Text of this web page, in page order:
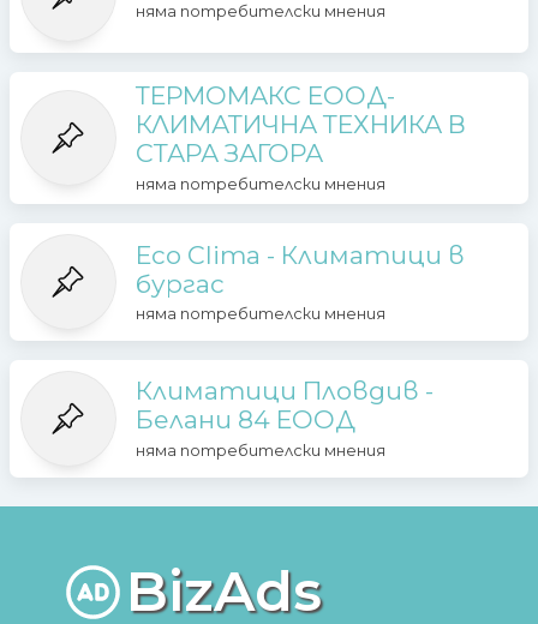
няма потребителски мнения
ТЕРМОМАКС ЕООД-
КЛИМАТИЧНА ТЕХНИКА В
СТАРА ЗАГОРА
няма потребителски мнения
Eco Clima - Климатици в
бургас
няма потребителски мнения
Климатици Пловдив -
Белани 84 ЕООД
няма потребителски мнения
BizAds